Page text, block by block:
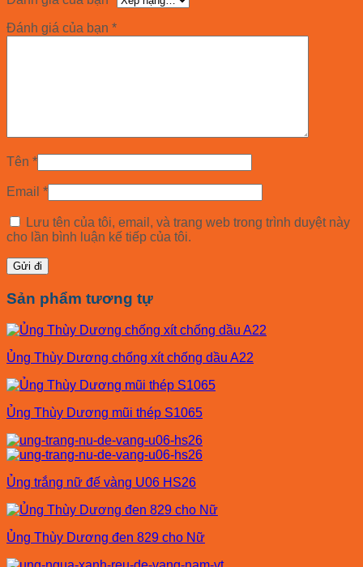
Đánh giá của bạn *
Tên *
Email *
Lưu tên của tôi, email, và trang web trong trình duyệt này
cho lần bình luận kế tiếp của tôi.
Sản phẩm tương tự
Ủng Thùy Dương chống xít chống dầu A22
Ủng Thùy Dương mũi thép S1065
Ủng trắng nữ đế vàng U06 HS26
Ủng Thùy Dương đen 829 cho Nữ